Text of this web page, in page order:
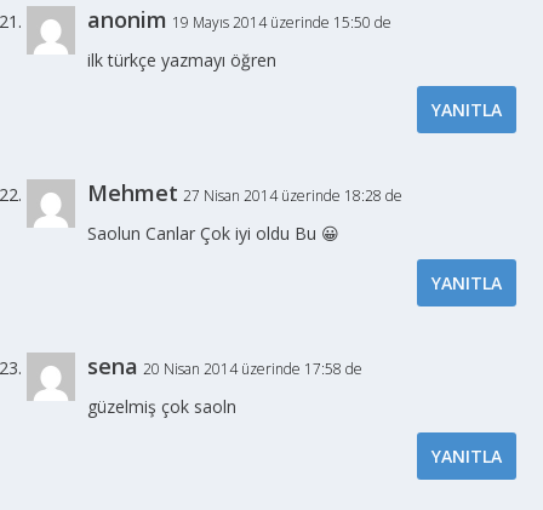
anonim 19 Mayıs 2014 üzerinde 15:50 de
ilk türkçe yazmayı öğren
YANITLA
Mehmet 27 Nisan 2014 üzerinde 18:28 de
Saolun Canlar Çok iyi oldu Bu 😀
YANITLA
sena 20 Nisan 2014 üzerinde 17:58 de
güzelmiş çok saoln
YANITLA